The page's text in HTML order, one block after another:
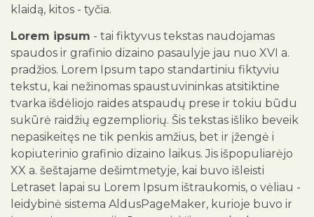
klaidą, kitos - tyčia.
Lorem ipsum - tai fiktyvus tekstas naudojamas
spaudos ir grafinio dizaino pasaulyje jau nuo XVI a.
pradžios. Lorem Ipsum tapo standartiniu fiktyviu
tekstu, kai nežinomas spaustuvininkas atsitiktine
tvarka išdėliojo raides atspaudų prese ir tokiu būdu
sukūrė raidžių egzempliorių. Šis tekstas išliko beveik
nepasikeitęs ne tik penkis amžius, bet ir įžengė i
kopiuterinio grafinio dizaino laikus. Jis išpopuliarėjo
XX a. šeštajame dešimtmetyje, kai buvo išleisti
Letraset lapai su Lorem Ipsum ištraukomis, o vėliau -
leidybinė sistema AldusPageMaker, kurioje buvo ir